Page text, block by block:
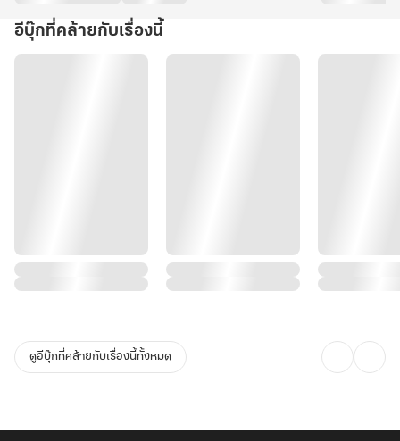
อีบุ๊กที่คล้ายกับเรื่องนี้
ดูอีบุ๊กที่คล้ายกับเรื่องนี้ทั้งหมด